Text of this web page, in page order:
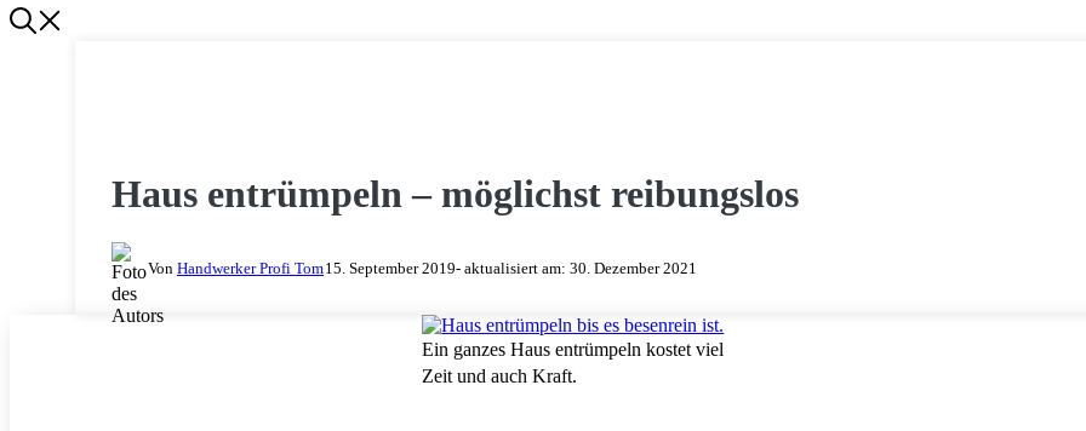
Haus entrümpeln – möglichst reibungslos
Von Handwerker Profi Tom15. September 2019- aktualisiert am: 30. Dezember 2021
Ein ganzes Haus entrümpeln kostet viel
Zeit und auch Kraft.